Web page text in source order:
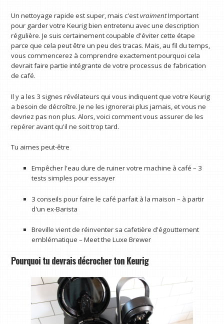
Un nettoyage rapide est super, mais c'estvraimentImportant
pour garder votre Keurig bien entretenu avec une description
régulière. Je suis certainement coupable d'éviter cette étape
parce que cela peut être un peu des tracas. Mais, au fil du temps,
vous commencerez à comprendre exactement pourquoi cela
devrait faire partie intégrante de votre processus de fabrication
de café.
Il y a les 3 signes révélateurs qui vous indiquent que votre Keurig
a besoin de décroître. Je ne les ignorerai plus jamais, et vous ne
devriez pas non plus. Alors, voici comment vous assurer de les
repérer avant qu'il ne soit trop tard.
Tu aimes peut-être
Empêcher l'eau dure de ruiner votre machine à café – 3
tests simples pour essayer
3 conseils pour faire le café parfait à la maison – à partir
d'un ex-Barista
Breville vient de réinventer sa cafetière d'égouttement
emblématique – Meet the Luxe Brewer
Pourquoi tu devrais décrocher ton Keurig